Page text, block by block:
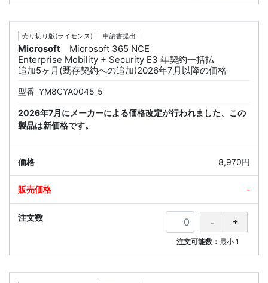
売り切り版(ライセンス) 申請書提出
Microsoft
Microsoft 365 NCE
Enterprise Mobility + Security E3 年契約一括払
追加5ヶ月(既存契約への追加)2026年7月以降の価格
型番 YM8CYA0045_5
2026年7月にメーカーによる価格改定が行われました、この
製品は新価格です。
8,970円
-
注文可能数：最小 1